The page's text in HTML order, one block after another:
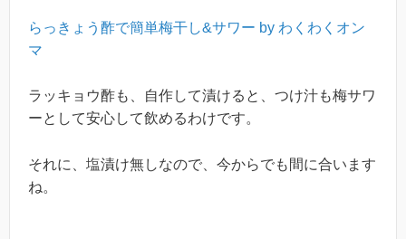
らっきょう酢で簡単梅干し&サワー by わくわくオン
マ
ラッキョウ酢も、自作して漬けると、つけ汁も梅サワ
ーとして安心して飲めるわけです。
それに、塩漬け無しなので、今からでも間に合います
ね。